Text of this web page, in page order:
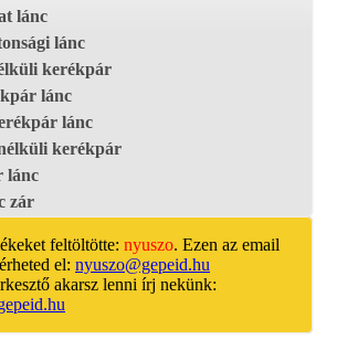
lánc
lánc
kerékpár
lánc
lánc
kerékpár
lánc
zár
feltöltötte: nyuszo. Ezen az email
el: nyuszo@gepeid.hu
akarsz lenni írj nekünk: